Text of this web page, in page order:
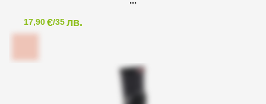
17,90€/35лв.